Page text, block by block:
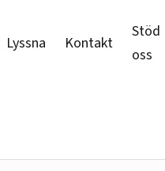
Lyssna Kontakt
Stöd
oss